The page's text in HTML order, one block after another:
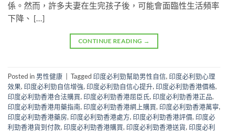
係。然而，許多夫妻在生完孩子後，可能會面臨性生活頻率
下降、 […]
CONTINUE READING →
Posted in 男性健康 Tagged 印度必利勁幫助男性自信, 印度必利勁心理
效果, 印度必利勁自信增強, 印度必利勁自信心提升, 印度必利勁香港價格,
印度必利勁香港合法購買, 印度必利勁香港屈臣氏, 印度必利勁香港正品,
印度必利勁香港用藥指南, 印度必利勁香港網上購買, 印度必利勁香港萬寧,
印度必利勁香港藥房, 印度必利勁香港處方, 印度必利勁香港評價, 印度必
利勁香港貨到付款, 印度必利勁香港購買, 印度必利勁香港送貨, 印度必利